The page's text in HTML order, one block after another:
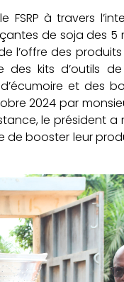
à travers
de soja des 5
l’offre des
des kits d’outils
et des
2024 par
le président a
booster leur